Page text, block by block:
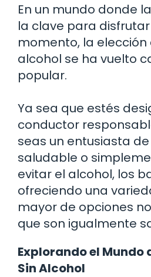
En un mundo donde
la clave para
momento, la
alcohol se ha vuelto
popular.
Ya sea que estés
conductor
seas un entusiasta
saludable o
evitar el alcohol, los
ofreciendo una
mayor de opciones
que son igualmente
Explorando el Mundo
Sin Alcohol